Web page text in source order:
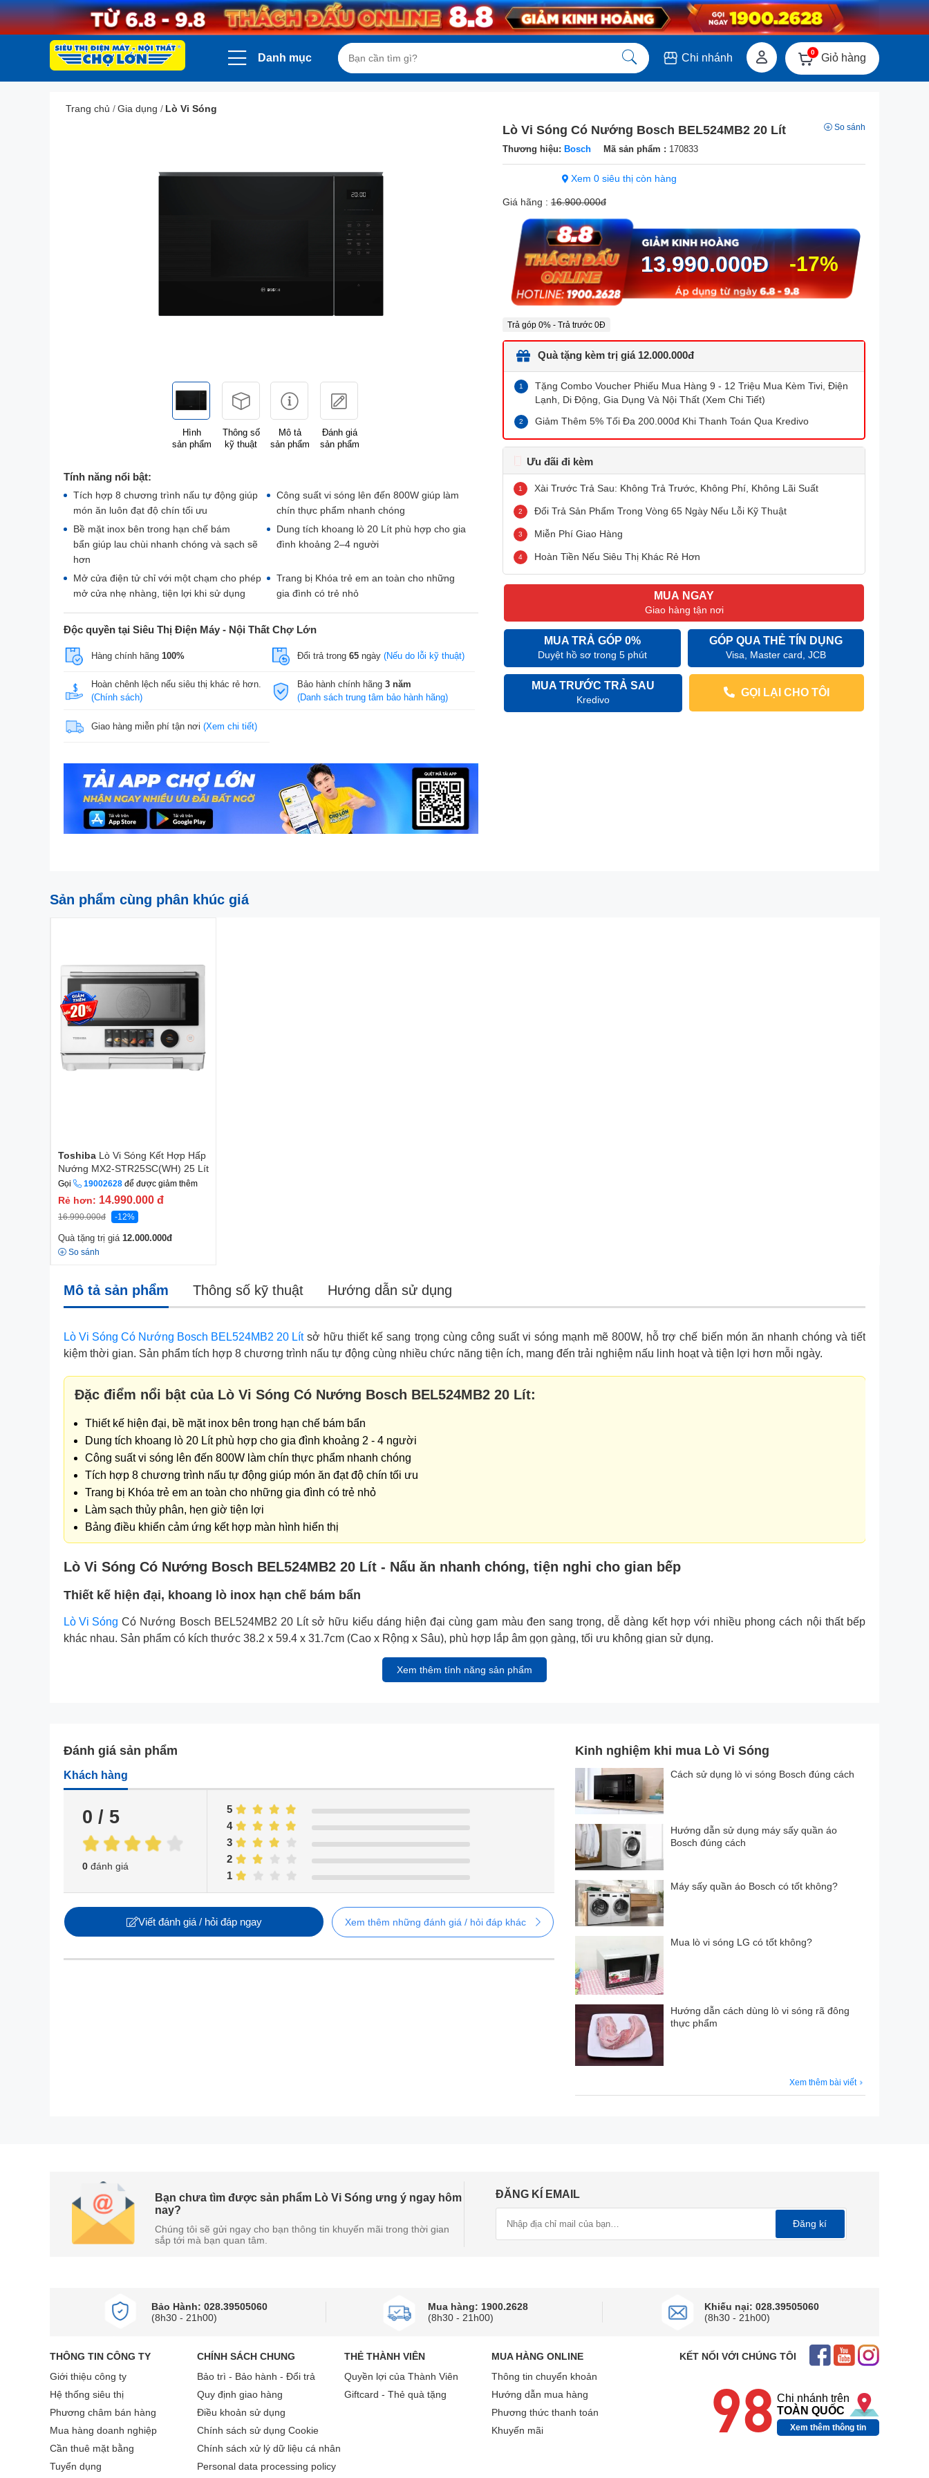
Danh mục Chi nhánh 0 Giỏ hàng
Trang chủ /Gia dụng / Lò Vi Sóng
Hình
sản phẩm
Thông số
kỹ thuật
Mô tả
sản phẩm
Đánh giá
sản phẩm
Tính năng nổi bật:
Tích hợp 8 chương trình nấu tự động giúp
món ăn luôn đạt độ chín tối ưu
Công suất vi sóng lên đến 800W giúp làm
chín thực phẩm nhanh chóng
Bề mặt inox bên trong hạn chế bám
bẩn giúp lau chùi nhanh chóng và sạch sẽ
hơn
Dung tích khoang lò 20 Lít phù hợp cho gia
đình khoảng 2–4 người
Mở cửa điện tử chỉ với một chạm cho phép
mở cửa nhẹ nhàng, tiện lợi khi sử dụng
Trang bị Khóa trẻ em an toàn cho những
gia đình có trẻ nhỏ
Độc quyền tại Siêu Thị Điện Máy - Nội Thất Chợ Lớn
Hàng chính hãng 100% Đổi trả trong 65ngày (Nếu do lỗi kỹ thuật)
Hoàn chênh lệch nếu siêu thị khác rẻ hơn.
(Chính sách)
Bảo hành chính hãng 3 năm
(Danh sách trung tâm bảo hành hãng)
Giao hàng miễn phí tận nơi (Xem chi tiết)
Lò Vi Sóng Có Nướng Bosch BEL524MB2 20 Lít
Thương hiệu: Bosch Mã sản phẩm : 170833
So sánh
Xem 0 siêu thị còn hàng
Giá hãng : 16.900.000đ
-17%
13.990.000Đ
Trả góp 0% - Trả trước 0Đ
Quà tặng kèm trị giá 12.000.000đ
Tặng Combo Voucher Phiếu Mua Hàng 9 - 12 Triệu Mua Kèm Tivi, Điện
Lạnh, Di Động, Gia Dụng Và Nội Thất (Xem Chi Tiết)
Giảm Thêm 5% Tối Đa 200.000đ Khi Thanh Toán Qua Kredivo
Ưu đãi đi kèm
Xài Trước Trả Sau: Không Trả Trước, Không Phí, Không Lãi Suất
Đổi Trả Sản Phẩm Trong Vòng 65 Ngày Nếu Lỗi Kỹ Thuật
Miễn Phí Giao Hàng
Hoàn Tiền Nếu Siêu Thị Khác Rẻ Hơn
MUA NGAY
Giao hàng tận nơi
MUA TRẢ GÓP 0%
Duyệt hồ sơ trong 5 phút
GÓP QUA THẺ TÍN DỤNG
Visa, Master card, JCB
MUA TRƯỚC TRẢ SAU
Kredivo
GỌI LẠI CHO TÔI
Sản phẩm cùng phân khúc giá
Toshiba Lò Vi Sóng Kết Hợp Hấp
Nướng MX2-STR25SC(WH) 25 Lít
Gọi 19002628 để được giảm thêm
Rẻ hơn: 14.990.000 đ
16.990.000đ -12%
Quà tặng trị giá 12.000.000đ
So sánh
Mô tả sản phẩm Thông số kỹ thuật Hướng dẫn sử dụng
Lò Vi Sóng Có Nướng Bosch BEL524MB2 20 Lítsở hữu thiết kế sang trọng cùng công suất vi sóng mạnh mẽ 800W, hỗ trợ chế biến món ăn nhanh chóng và tiết
kiệm thời gian. Sản phẩm tích hợp 8 chương trình nấu tự động cùng nhiều chức năng tiện ích, mang đến trải nghiệm nấu linh hoạt và tiện lợi hơn mỗi ngày.
Đặc điểm nổi bật của Lò Vi Sóng Có Nướng Bosch BEL524MB2 20 Lít:
Thiết kế hiện đại, bề mặt inox bên trong hạn chế bám bẩn
Dung tích khoang lò 20 Lít phù hợp cho gia đình khoảng 2 - 4 người
Công suất vi sóng lên đến 800W làm chín thực phẩm nhanh chóng
Tích hợp 8 chương trình nấu tự động giúp món ăn đạt độ chín tối ưu
Trang bị Khóa trẻ em an toàn cho những gia đình có trẻ nhỏ
Làm sạch thủy phân, hẹn giờ tiện lợi
Bảng điều khiển cảm ứng kết hợp màn hình hiển thị
Lò Vi Sóng Có Nướng Bosch BEL524MB2 20 Lít - Nấu ăn nhanh chóng, tiện nghi cho gian bếp
Thiết kế hiện đại, khoang lò inox hạn chế bám bẩn
Lò Vi Sóng Có Nướng Bosch BEL524MB2 20 Lít sở hữu kiểu dáng hiện đại cùng gam màu đen sang trọng, dễ dàng kết hợp với nhiều phong cách nội thất bếp
khác nhau. Sản phẩm có kích thước 38.2 x 59.4 x 31.7cm (Cao x Rộng x Sâu), phù hợp lắp âm gọn gàng, tối ưu không gian sử dụng.
Xem thêm tính năng sản phẩm
Đánh giá sản phẩm
Khách hàng
0 / 5
0 đánh giá
1
2
3
4
5
Viết đánh giá / hỏi đáp ngay Xem thêm những đánh giá / hỏi đáp khác
Kinh nghiệm khi mua Lò Vi Sóng
Cách sử dụng lò vi sóng Bosch đúng cách
Hướng dẫn sử dụng máy sấy quần áo
Bosch đúng cách
Máy sấy quần áo Bosch có tốt không?
Mua lò vi sóng LG có tốt không?
Hướng dẫn cách dùng lò vi sóng rã đông
thực phẩm
Xem thêm bài viết
Bạn chưa tìm được sản phẩm Lò Vi Sóng ưng ý ngay hôm
nay?
Chúng tôi sẽ gửi ngay cho bạn thông tin khuyến mãi trong thời gian
sắp tới mà bạn quan tâm.
ĐĂNG KÍ EMAIL
Đăng kí
Bảo Hành: 028.39505060
(8h30 - 21h00)
Mua hàng: 1900.2628
(8h30 - 21h00)
Khiếu nại: 028.39505060
(8h30 - 21h00)
THÔNG TIN CÔNG TY
Giới thiệu công ty
Hệ thống siêu thị
Phương châm bán hàng
Mua hàng doanh nghiệp
Cần thuê mặt bằng
Tuyển dụng
CHÍNH SÁCH CHUNG
Bảo trì - Bảo hành - Đổi trả
Quy định giao hàng
Điều khoản sử dụng
Chính sách sử dụng Cookie
Chính sách xử lý dữ liệu cá nhân
Personal data processing policy
THẺ THÀNH VIÊN
Quyền lợi của Thành Viên
Giftcard - Thẻ quà tặng
MUA HÀNG ONLINE
Thông tin chuyển khoản
Hướng dẫn mua hàng
Phương thức thanh toán
Khuyến mãi
KẾT NỐI VỚI CHÚNG TÔI
98 Chi nhánh trên
TOÀN QUỐC
Xem thêm thông tin